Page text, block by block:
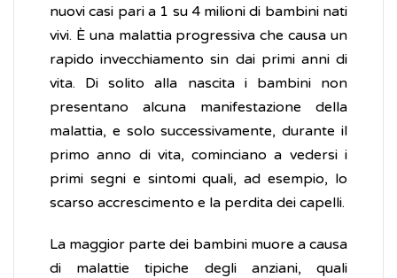
nuovi casi pari a 1 su 4 milioni di bambini nati
vivi. È una malattia progressiva che causa un
rapido invecchiamento sin dai primi anni di
vita. Di solito alla nascita i bambini non
presentano alcuna manifestazione della
malattia, e solo successivamente, durante il
primo anno di vita, cominciano a vedersi i
primi segni e sintomi quali, ad esempio, lo
scarso accrescimento e la perdita dei capelli.
La maggior parte dei bambini muore a causa
di malattie tipiche degli anziani, quali